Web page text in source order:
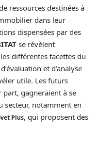
ressources destinées à
dans leur
dispensées par des
se révèlent
différentes facettes du
et d’analyse
utile. Les futurs
gagneraient à se
secteur, notamment en
Plus, qui proposent des